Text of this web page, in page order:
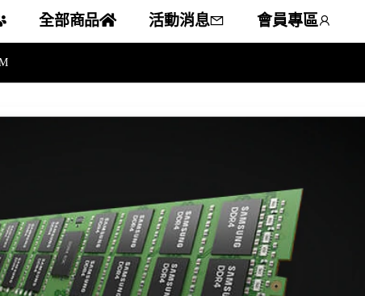
全部商品 活動消息 會員專區